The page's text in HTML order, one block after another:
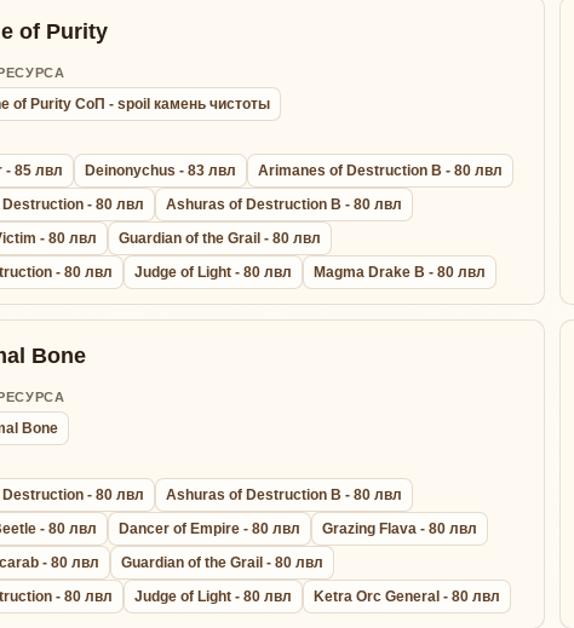
of Purity
of Purity СоП - spoil камень чистоты
- 85 лвл Deinonychus - 83 лвл
Arimanes of Destruction B - 80 лвл
- 80 лвл
Ashuras of Destruction B - 80 лвл
- 80 лвл
Guardian of the Grail - 80 лвл
- 80 лвл
Judge of Light - 80 лвл Magma Drake B - 80 лвл
Bone
Bone
- 80 лвл
Ashuras of Destruction B - 80 лвл
- 80 лвл
Dancer of Empire - 80 лвл
Grazing Flava - 80 лвл
- 80 лвл
Guardian of the Grail - 80 лвл
- 80 лвл
Judge of Light - 80 лвл Ketra Orc General - 80 лвл